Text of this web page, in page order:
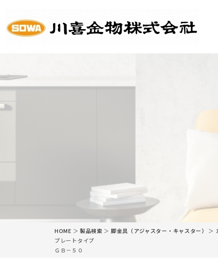
HOME ＞ 製品検索 ＞ 脚金具（アジャスター・キャスター） ＞
プレートタイプ
ＧＢ－５０